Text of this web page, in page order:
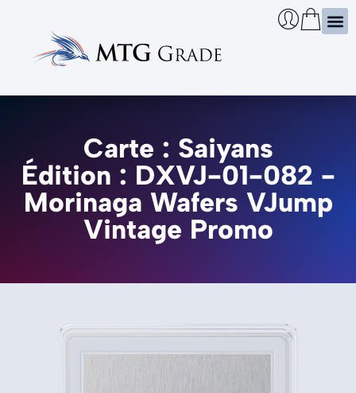
Carte : Saiyans
Édition : DXVJ-01-082 -
Morinaga Wafers VJump
Vintage Promo